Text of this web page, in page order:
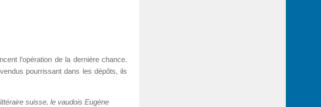
l’opération de la dernière chance.
pourrissant dans les dépôts, ils
suisse, le vaudois Eugène